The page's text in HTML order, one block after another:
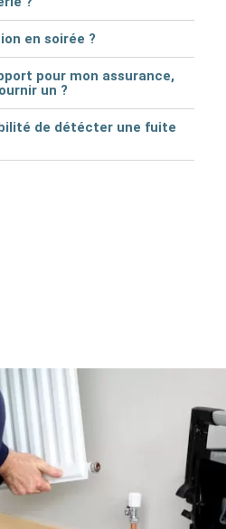
en soirée ?
pour mon assurance,
un ?
de détécter une fuite